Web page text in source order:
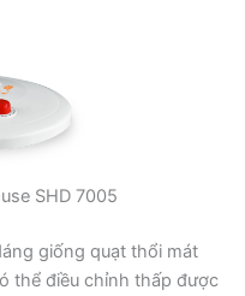
SHD 7005
giống quạt thổi mát
thể điều chỉnh thấp được